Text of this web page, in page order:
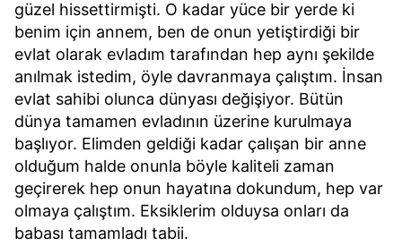
güzel hissettirmişti. O kadar yüce bir yerde ki
benim için annem, ben de onun yetiştirdiği bir
evlat olarak evladım tarafından hep aynı şekilde
anılmak istedim, öyle davranmaya çalıştım. İnsan
evlat sahibi olunca dünyası değişiyor. Bütün
dünya tamamen evladının üzerine kurulmaya
başlıyor. Elimden geldiği kadar çalışan bir anne
olduğum halde onunla böyle kaliteli zaman
geçirerek hep onun hayatına dokundum, hep var
olmaya çalıştım. Eksiklerim olduysa onları da
babası tamamladı tabii.